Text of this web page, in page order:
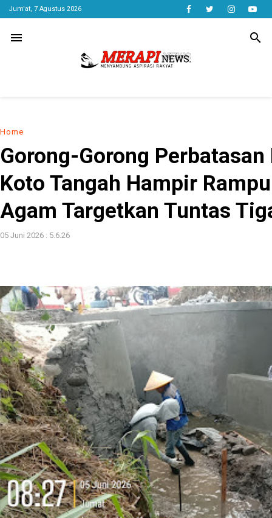
Jum'at, 7 Agustus 2026
menu search
Home
Gorong-Gorong
Koto Tangah Hampir
Agam Targetkan Tuntas
05 Juni 2026 : 5.6.26